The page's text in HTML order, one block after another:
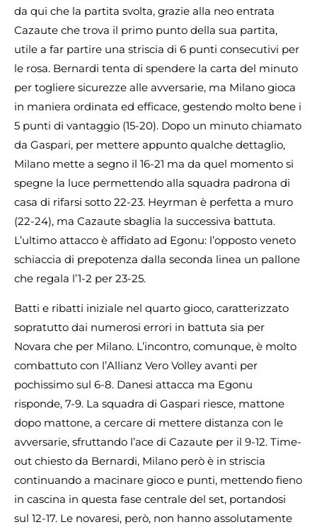
da qui che la partita svolta, grazie alla neo entrata
Cazaute che trova il primo punto della sua partita,
utile a far partire una striscia di 6 punti consecutivi per
le rosa. Bernardi tenta di spendere la carta del minuto
per togliere sicurezze alle avversarie, ma Milano gioca
in maniera ordinata ed efficace, gestendo molto bene i
5 punti di vantaggio (15-20). Dopo un minuto chiamato
da Gaspari, per mettere appunto qualche dettaglio,
Milano mette a segno il 16-21 ma da quel momento si
spegne la luce permettendo alla squadra padrona di
casa di rifarsi sotto 22-23. Heyrman è perfetta a muro
(22-24), ma Cazaute sbaglia la successiva battuta.
L’ultimo attacco è affidato ad Egonu: l’opposto veneto
schiaccia di prepotenza dalla seconda linea un pallone
che regala l’1-2 per 23-25.
Batti e ribatti iniziale nel quarto gioco, caratterizzato
sopratutto dai numerosi errori in battuta sia per
Novara che per Milano. L’incontro, comunque, è molto
combattuto con l’Allianz Vero Volley avanti per
pochissimo sul 6-8. Danesi attacca ma Egonu
risponde, 7-9. La squadra di Gaspari riesce, mattone
dopo mattone, a cercare di mettere distanza con le
avversarie, sfruttando l’ace di Cazaute per il 9-12. Time-
out chiesto da Bernardi, Milano però è in striscia
continuando a macinare gioco e punti, mettendo fieno
in cascina in questa fase centrale del set, portandosi
sul 12-17. Le novaresi, però, non hanno assolutamente